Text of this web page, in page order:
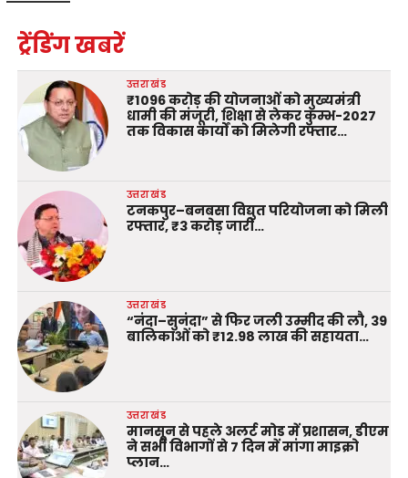
ट्रेंडिंग खबरें
उत्तराखंड
₹1096 करोड़ की योजनाओं को मुख्यमंत्री
धामी की मंजूरी, शिक्षा से लेकर कुम्भ-2027
तक विकास कार्यों को मिलेगी रफ्तार…
उत्तराखंड
टनकपुर–बनबसा विद्युत परियोजना को मिली
रफ्तार, ₹3 करोड़ जारी…
उत्तराखंड
“नंदा–सुनंदा” से फिर जली उम्मीद की लौ, 39
बालिकाओं को ₹12.98 लाख की सहायता…
उत्तराखंड
मानसून से पहले अलर्ट मोड में प्रशासन, डीएम
ने सभी विभागों से 7 दिन में मांगा माइक्रो
प्लान…